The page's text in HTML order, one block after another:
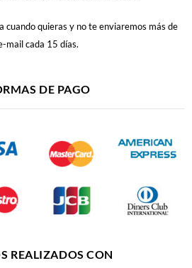
cuando quieras y no te enviaremos más de
mail cada 15 días.
DE PAGO
REALIZADOS CON